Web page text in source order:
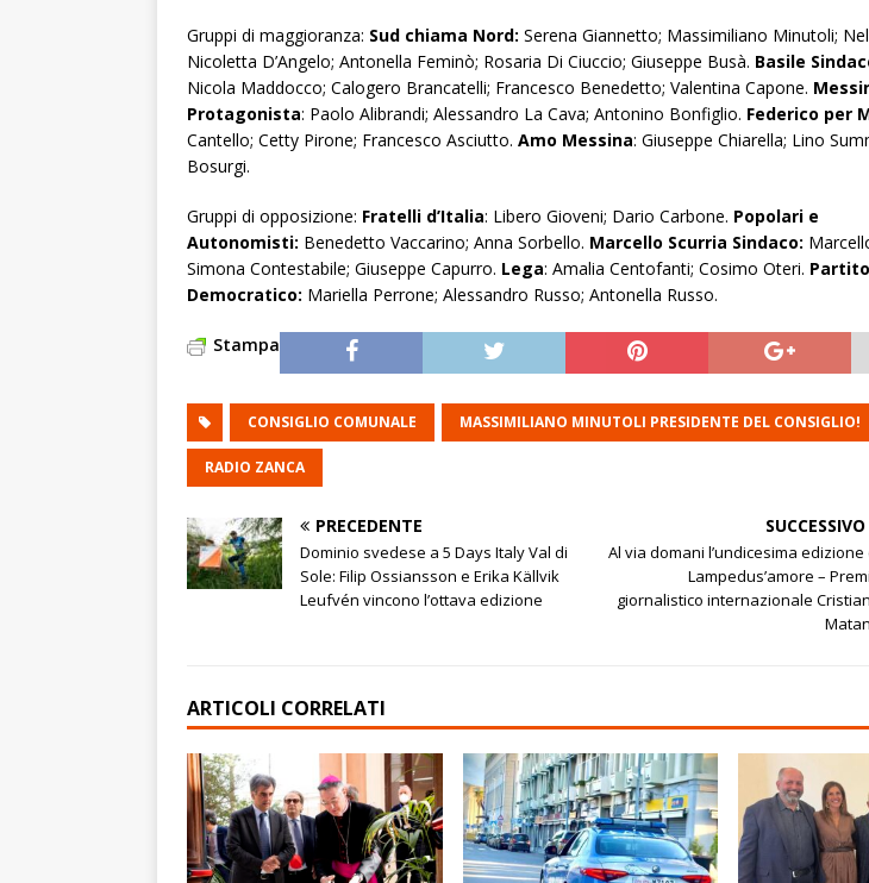
Gruppi di maggioranza: Sud chiama Nord: Serena Giannetto; Massimiliano Minutoli;
Nicoletta D’Angelo; Antonella Feminò; Rosaria Di Ciuccio; Giuseppe Busà. Basile
Nicola Maddocco; Calogero Brancatelli; Francesco Benedetto; Valentina Capone.
Protagonista: Paolo Alibrandi; Alessandro La Cava; Antonino Bonfiglio. Federico per
Cantello; Cetty Pirone; Francesco Asciutto. Amo Messina: Giuseppe Chiarella; Lino
Bosurgi.
Gruppi di opposizione: Fratelli d’Italia: Libero Gioveni; Dario Carbone. Popolari e
Autonomisti: Benedetto Vaccarino; Anna Sorbello. Marcello Scurria Sindaco:
Simona Contestabile; Giuseppe Capurro. Lega: Amalia Centofanti; Cosimo Oteri. Partito
Democratico: Mariella Perrone; Alessandro Russo; Antonella Russo.
Stampa
CONSIGLIO COMUNALE MASSIMILIANO MINUTOLI PRESIDENTE DEL CONSIGLIO!
RADIO ZANCA
PRECEDENTE
Dominio svedese a 5 Days Italy Val di
Sole: Filip Ossiansson e Erika Källvik
Leufvén vincono l’ottava edizione
SUCCESSIVO
Al via domani l’undicesima edizione
Lampedus’amore –
giornalistico internazionale
ARTICOLI CORRELATI